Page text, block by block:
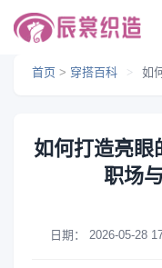
首页 > 穿搭百科 > 如何
如何打造亮眼
职场
日期： 2026-05-28